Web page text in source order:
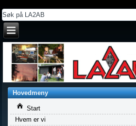
Hovedmeny
Start
Hvem er vi